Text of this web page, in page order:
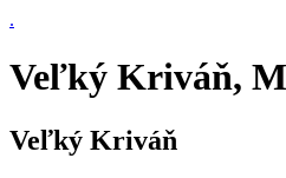
.
Veľký Kriváň,
Veľký Kriváň